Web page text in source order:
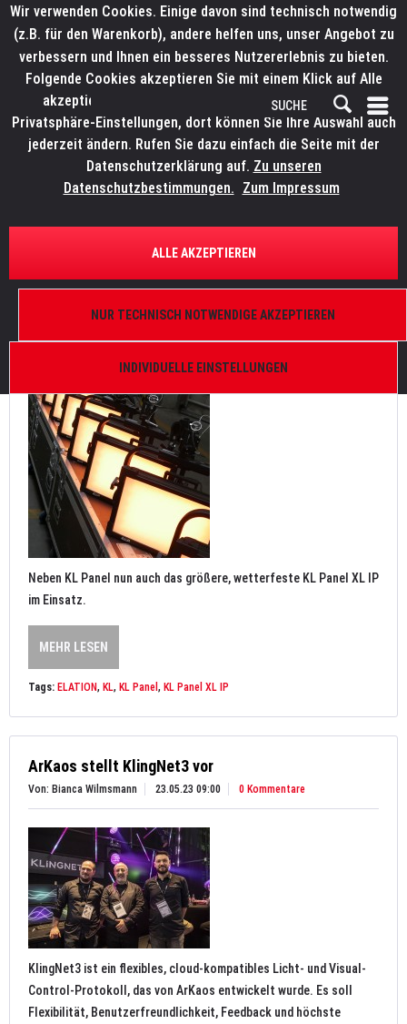
FILTERN
PAM events erweitert Bestand an ELATION LED-
Softlights
Von: Bianca Wilmsmann 26.05.23 09:45 0 Kommentare
Neben KL Panel nun auch das größere, wetterfeste KL Panel XL IP
im Einsatz.
MEHR LESEN
Tags: ELATION, KL, KL Panel , KL Panel XL IP
ArKaos stellt KlingNet3 vor
Von: Bianca Wilmsmann 23.05.23 09:00 0 Kommentare
KlingNet3 ist ein flexibles, cloud-kompatibles Licht- und Visual-
Control-Protokoll, das von ArKaos entwickelt wurde. Es soll
Flexibilität, Benutzerfreundlichkeit, Feedback und höchste
Wir verwenden Cookies. Einige davon sind technisch notwendig
(z.B. für den Warenkorb), andere helfen uns, unser Angebot zu
verbessern und Ihnen ein besseres Nutzererlebnis zu bieten.
Folgende Cookies akzeptieren Sie mit einem Klick auf Alle
akzeptieren. Weitere Informationen finden Sie in den
Privatsphäre-Einstellungen, dort können Sie Ihre Auswahl auch
jederzeit ändern. Rufen Sie dazu einfach die Seite mit der
Datenschutzerklärung auf. Zu unseren
Datenschutzbestimmungen. Zum Impressum
INDIVIDUELLE EINSTELLUNGEN
NUR TECHNISCH NOTWENDIGE AKZEPTIEREN
ALLE AKZEPTIEREN